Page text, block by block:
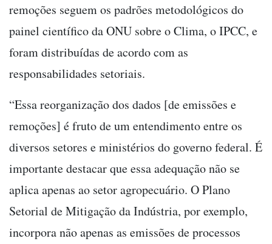
remoções seguem os padrões metodológicos do
painel científico da ONU sobre o Clima, o IPCC, e
foram distribuídas de acordo com as
responsabilidades setoriais.
“Essa reorganização dos dados [de emissões e
remoções] é fruto de um entendimento entre os
diversos setores e ministérios do governo federal. É
importante destacar que essa adequação não se
aplica apenas ao setor agropecuário. O Plano
Setorial de Mitigação da Indústria, por exemplo,
incorpora não apenas as emissões de processos